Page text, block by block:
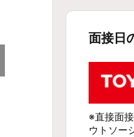
面接日
※直接面
ウトソー